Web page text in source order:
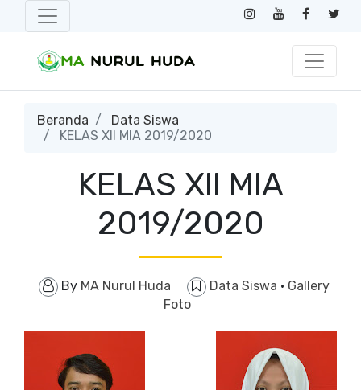
Beranda
Data Siswa
KELAS XII MIA 2019/2020
KELAS XII MIA
2019/2020
By MA Nurul Huda Data Siswa · Gallery
Foto